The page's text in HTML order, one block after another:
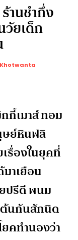
านชำกึ่ง
วัยเด็ก
กี้เมาส์ ทอม
ษย์หินฟลิ
รื่องในยุคที่
มาเยือน
ปรีดี พนม
ต้นกันสักนิด
คทำนองว่า